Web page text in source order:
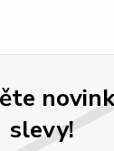
slevy!